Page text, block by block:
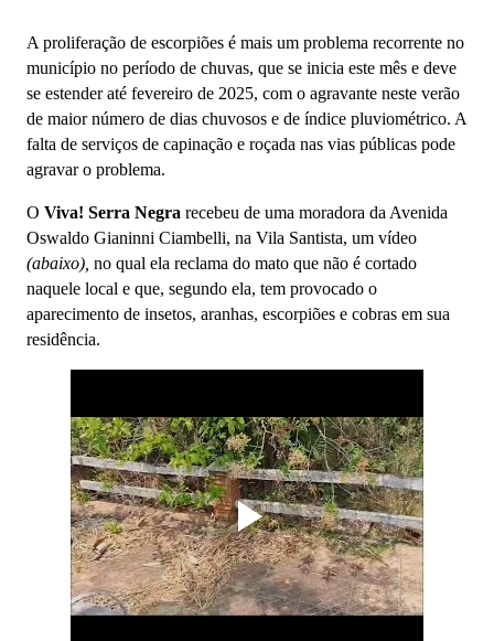
A proliferação de escorpiões é mais um problema recorrente no
município no período de chuvas, que se inicia este mês e deve
se estender até fevereiro de 2025, com o agravante neste verão
de maior número de dias chuvosos e de índice pluviométrico. A
falta de serviços de capinação e roçada nas vias públicas pode
agravar o problema.
O Viva! Serra Negra recebeu de uma moradora da Avenida
Oswaldo Gianinni Ciambelli, na Vila Santista, um vídeo
(abaixo), no qual ela reclama do mato que não é cortado
naquele local e que, segundo ela, tem provocado o
aparecimento de insetos, aranhas, escorpiões e cobras em sua
residência.